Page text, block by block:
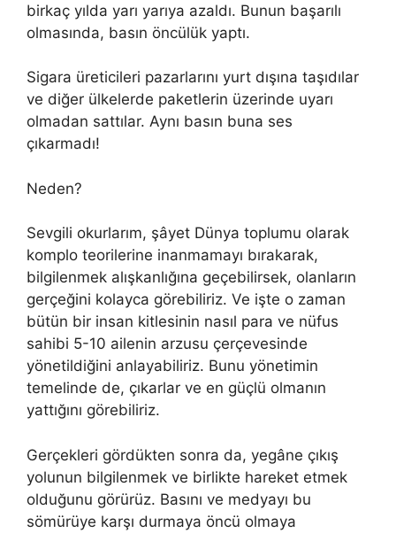
birkaç yılda yarı yarıya azaldı. Bunun başarılı
olmasında, basın öncülük yaptı.
Sigara üreticileri pazarlarını yurt dışına taşıdılar
ve diğer ülkelerde paketlerin üzerinde uyarı
olmadan sattılar. Aynı basın buna ses
çıkarmadı!
Neden?
Sevgili okurlarım, şâyet Dünya toplumu olarak
komplo teorilerine inanmamayı bırakarak,
bilgilenmek alışkanlığına geçebilirsek, olanların
gerçeğini kolayca görebiliriz. Ve işte o zaman
bütün bir insan kitlesinin nasıl para ve nüfus
sahibi 5-10 ailenin arzusu çerçevesinde
yönetildiğini anlayabiliriz. Bunu yönetimin
temelinde de, çıkarlar ve en güçlü olmanın
yattığını görebiliriz.
Gerçekleri gördükten sonra da, yegâne çıkış
yolunun bilgilenmek ve birlikte hareket etmek
olduğunu görürüz. Basını ve medyayı bu
sömürüye karşı durmaya öncü olmaya